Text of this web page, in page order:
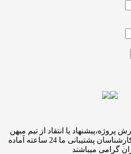
یا انتقاد از تیم میهن
وبمستر با ما تماس بگیرید.کارشناسان پشتیبانی ما 24 ساعته آماده
گرامی میباشند